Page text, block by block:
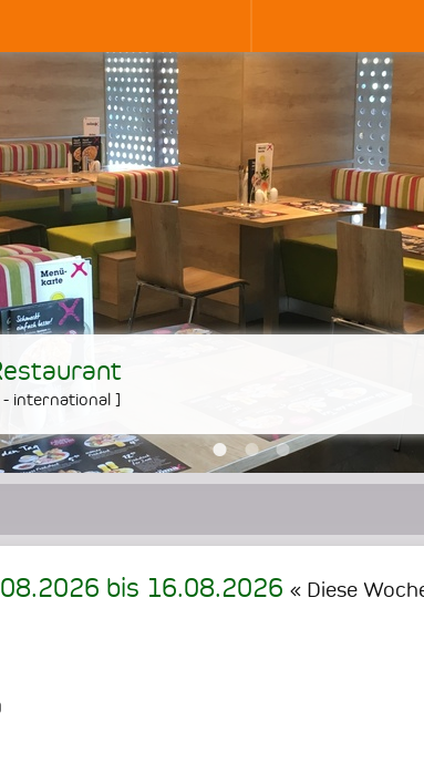
international ]
•••
bis 16.08.2026 « Diese